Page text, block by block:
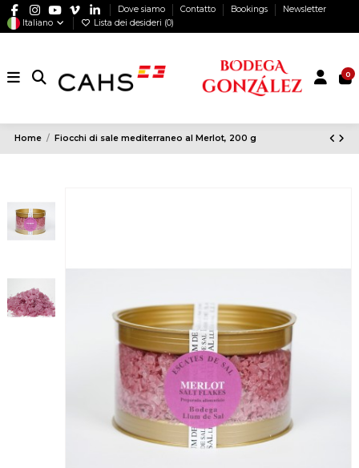
Dove siamo Contatto Bookings
Newsletter
Italiano
Lista dei desideri (0)
0
Home Fiocchi di sale mediterraneo al Merlot, 200 g